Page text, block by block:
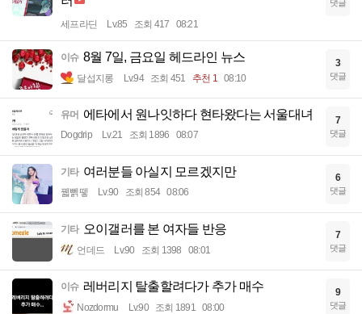
세프라딘 Lv.85 조회 417 08:21
댓글
이슈 8월 7일, 금요일 헤드라인 뉴스
달섭지롱 Lv.94 조회 451 추천 1 08:10
3
댓글
유머 에타에서 원나잇하다 현타왔다는 서울대녀
Dogdrip Lv.21 조회 1896 08:07
7
댓글
기타 여러분들 아실지 모르겠지만
꿻뻵뗗 Lv.90 조회 854 08:06
6
댓글
기타 오이갤러를 본 여자들 반응
언데드 Lv.90 조회 1398 08:01
7
댓글
이슈 레버리지 탈출할려다가 추가 매수
Nozdormu Lv.90 조회 1891 08:00
9
댓글